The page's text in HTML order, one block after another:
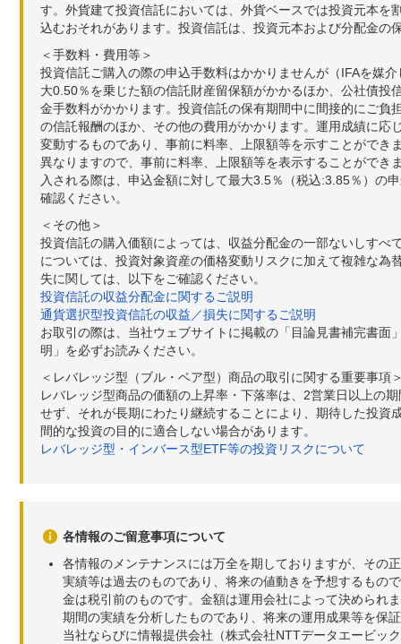
す。外貨建て投資信託においては、外貨ベースでは投資元本
込むおそれがあります。投資信託は、投資元本および分配金の
＜手数料・費用等＞
投資信託ご購入の際の申込手数料はかかりませんが（IFAを媒
大0.50％を乗じた額の信託財産留保額がかかるほか、公社債
金手数料がかかります。投資信託の保有期間中に間接的にご
の信託報酬のほか、その他の費用がかかります。運用成績に
変動するものであり、事前に料率、上限額等を示すことがで
異なりますので、事前に料率、上限額等を表示することがで
入される際は、申込金額に対して最大3.5％（税込:3.85％）の
確認ください。
＜その他＞
投資信託の購入価額によっては、収益分配金の一部ないしす
については、投資対象資産の価格変動リスクに加えて複雑な
失に関しては、以下をご確認ください。
投資信託の収益分配金に関するご説明
通貨選択型投資信託の収益／損失に関するご説明
お取引の際は、当社ウェブサイトに掲載の「目論見書補完書
明」を必ずお読みください。
＜レバレッジ型（ブル・ベア型）商品の取引に関する重要事項
レバレッジ型商品の価額の上昇率・下落率は、2営業日以上の
せず、それが長期にわたり継続することにより、期待した投
間的な投資の目的に適合しない場合があります。
レバレッジ型・インバース型ETF等の投資リスクについて
各情報のご留意事項について
各情報のメンテナンスには万全を期しておりますが、その
実績等は過去のものであり、将来の値動きを予想するもの
金は税引前のものです。金額は運用会社によって決められ
期間の実績を分析したものであり、将来の運用成果等を保
当社ならびに情報提供会社（株式会社NTTデータエービッ